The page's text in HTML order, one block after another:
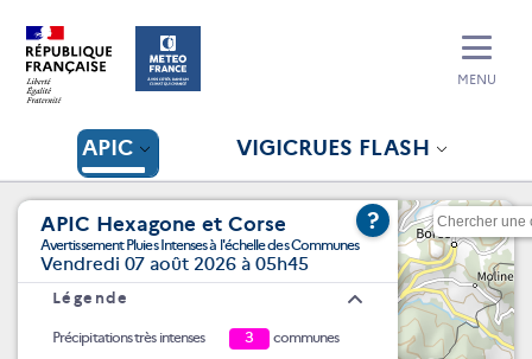
APIC VIGICRUES FLASH
MENU
APIC Hexagone et Corse
Avertissement Pluies Intenses à l'échelle des Communes
Vendredi 07 août 2026 à 05h45
?
Légende
Précipitations très intenses 3
communes